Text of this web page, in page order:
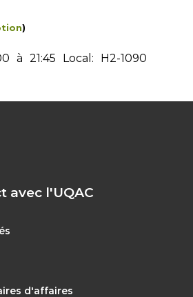
)
à 21:45 Local: H2-1090
avec l'UQAC
d'affaires